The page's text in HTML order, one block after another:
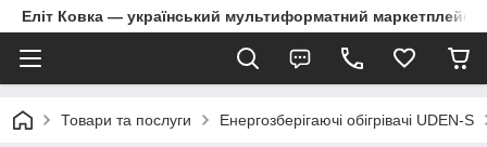
Еліт Ковка — український мультиформатний маркетплейс
Товари та послуги Енергозберігаючі обігрівачі UDEN-S